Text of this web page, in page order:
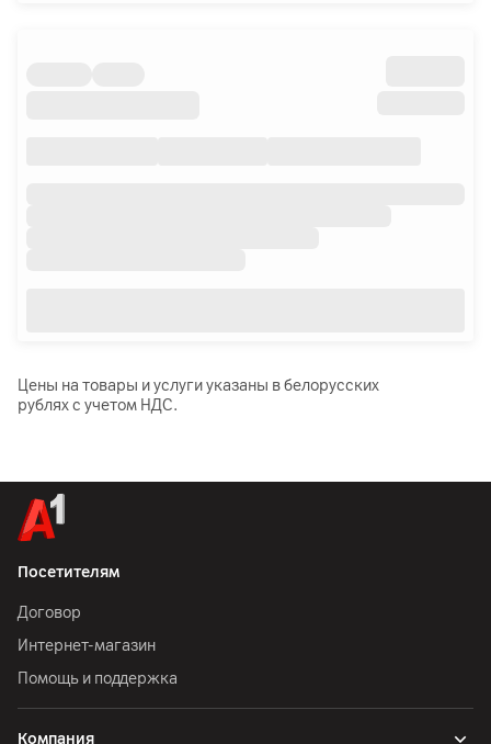
Цены на товары и услуги указаны в белорусских
рублях с учетом НДС.
Посетителям
Договор
Интернет-магазин
Помощь и поддержка
Компания